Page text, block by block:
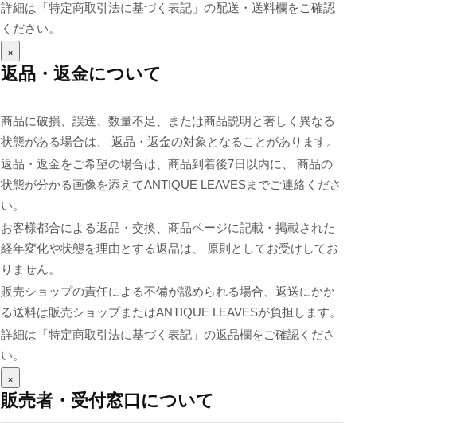
詳細は「特定商取引法に基づく表記」の配送・送料欄をご確認
ください。
×
返品・返金について
商品に破損、誤送、数量不足、または商品説明と著しく異なる
状態がある場合は、 返品・返金の対象となることがあります。
返品・返金をご希望の場合は、商品到着後7日以内に、 商品の
状態が分かる画像を添えてANTIQUE LEAVESまでご連絡くださ
い。
お客様都合による返品・交換、商品ページに記載・掲載された
経年変化や状態を理由とする返品は、 原則としてお受けしてお
りません。
販売ショップの責任による不備が認められる場合、返送にかか
る送料は販売ショップまたはANTIQUE LEAVESが負担します。
詳細は「特定商取引法に基づく表記」の返品欄をご確認くださ
い。
×
販売者・受付窓口について